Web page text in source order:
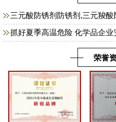
三元酸防锈剂防锈剂,三元羧酸
抓好夏季高温危险 化学品企
荣誉